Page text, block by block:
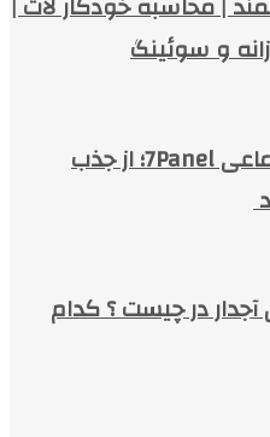
و سوئینگ
خدمات شبکه‌های اجتماعی 7Panel؛ از جذب
در چیست ؟ کدام